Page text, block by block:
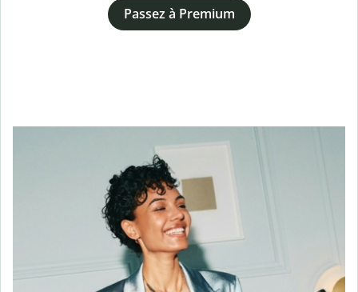
Passez à Premium